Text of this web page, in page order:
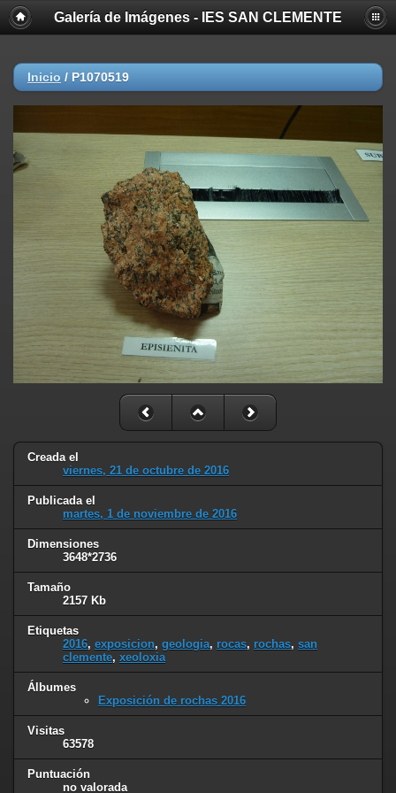
Galería de Imágenes - IES SAN CLEMENTE
Inicio / P1070519
Creada el
viernes, 21 de octubre de 2016
Publicada el
martes, 1 de noviembre de 2016
Dimensiones
3648*2736
Tamaño
2157 Kb
Etiquetas
2016, exposicion, geologia, rocas, rochas, san
clemente, xeoloxia
Álbumes
Exposición de rochas 2016
Visitas
63578
Puntuación
no valorada